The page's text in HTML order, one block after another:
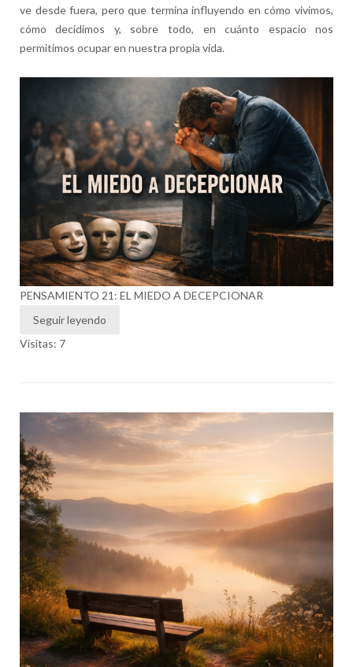
ve desde fuera, pero que termina influyendo en cómo vivimos,
cómo decidimos y, sobre todo, en cuánto espacio nos
permitimos ocupar en nuestra propia vida.
PENSAMIENTO 21: EL MIEDO A DECEPCIONAR
Seguir leyendo
Visitas: 7